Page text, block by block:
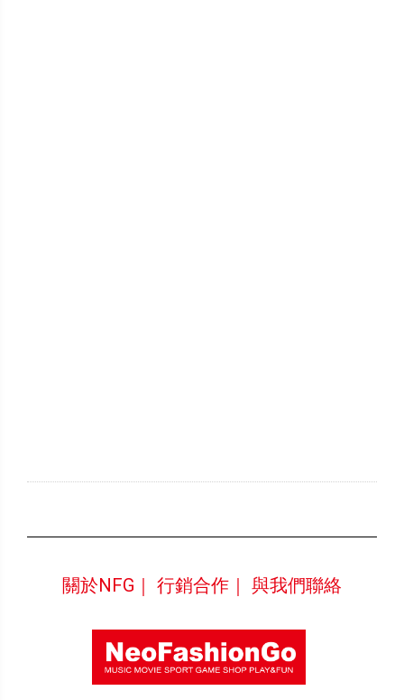
關於NFG｜ 行銷合作｜ 與我們聯絡